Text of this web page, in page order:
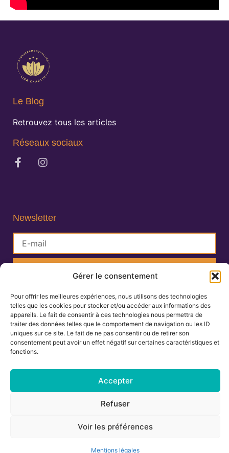
Gérer le consentement
Pour offrir les meilleures expériences, nous utilisons des technologies
telles que les cookies pour stocker et/ou accéder aux informations des
appareils. Le fait de consentir à ces technologies nous permettra de
traiter des données telles que le comportement de navigation ou les ID
uniques sur ce site. Le fait de ne pas consentir ou de retirer son
consentement peut avoir un effet négatif sur certaines caractéristiques et
fonctions.
Accepter
Refuser
Voir les préférences
Mentions légales
Le Blog
Retrouvez tous les articles
Réseaux sociaux
Newsletter
Lisa Charlin
Praticienne en Ayurveda
06.67.27.25.19
138 avenue de la Royale, résidence les
Tous droits réservés © 2024